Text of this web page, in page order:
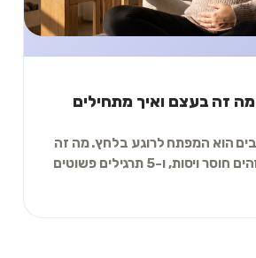
מה זה בעצם ואיך מתחילים
הוא המפתח לרוגע בלחץ. מה זה
ויסות עצבי, איך מזהים חוסר ויסות, ו-5 תרגילים פשוטים
של 2 דקות.